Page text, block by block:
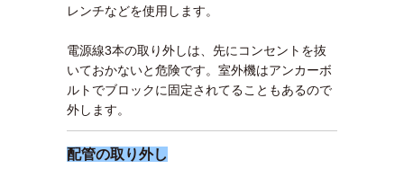
レンチなどを使用します。
電源線3本の取り外しは、先にコンセントを抜
いておかないと危険です。室外機はアンカーボ
ルトでブロックに固定されてることもあるので
外します。
配管の取り外し